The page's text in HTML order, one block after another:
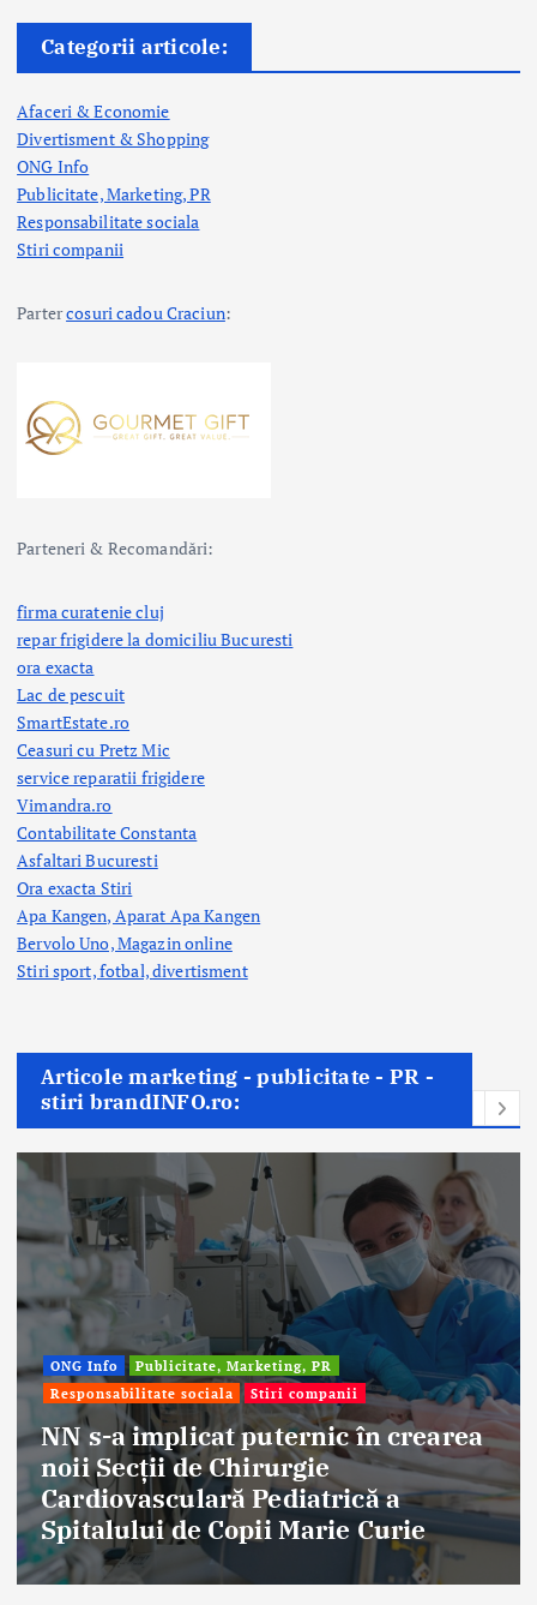
Categorii articole:
Afaceri & Economie
Divertisment & Shopping
ONG Info
Publicitate, Marketing, PR
Responsabilitate sociala
Stiri companii
Partercosuri cadou Craciun:
Parteneri & Recomandări:
firma curatenie cluj
repar frigidere la domiciliu Bucuresti
ora exacta
Lac de pescuit
SmartEstate.ro
Ceasuri cu Pretz Mic
service reparatii frigidere
Vimandra.ro
Contabilitate Constanta
Asfaltari Bucuresti
Ora exacta Stiri
Apa Kangen, Aparat Apa Kangen
Bervolo Uno, Magazin online
Stiri sport, fotbal,divertisment
Articole marketing - publicitate - PR -
stiri brandINFO.ro:
ONG Info
Publicitate, Marketing, PR
Responsabilitate sociala
Stiri companii
NN s-a implicat puternic în crearea
noii Secții de Chirurgie
Cardiovasculară Pediatrică a
Spitalului de Copii Marie Curie